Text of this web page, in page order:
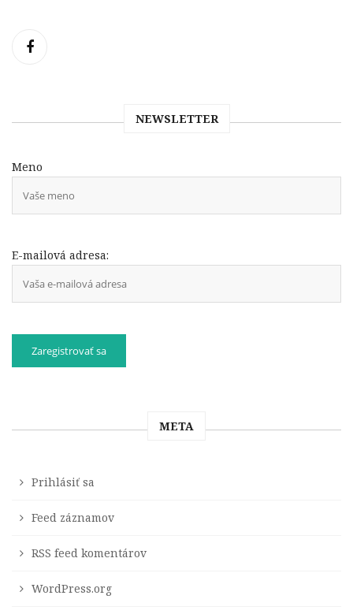
NEWSLETTER
Meno
E-mailová adresa:
META
Prihlásiť sa
Feed záznamov
RSS feed komentárov
WordPress.org